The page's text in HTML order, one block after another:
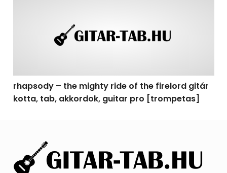
rhapsody – the mighty ride of the firelord gitár
kotta, tab, akkordok, guitar pro [trompetas]